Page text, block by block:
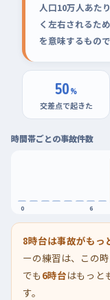
人口10万人あた
く左右されるた
を意味するもの
50%
交差点で起きた
時間帯ごとの事故件数
0 6
8時台は事故がもっ
ーの練習は、この
でも 6時台はもっと
す。